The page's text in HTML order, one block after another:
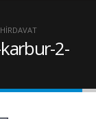
2-